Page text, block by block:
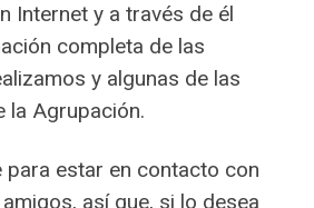
Internet y a través de él
completa de las
y algunas de las
la Agrupación.
para estar en contacto con
así que, si lo desea